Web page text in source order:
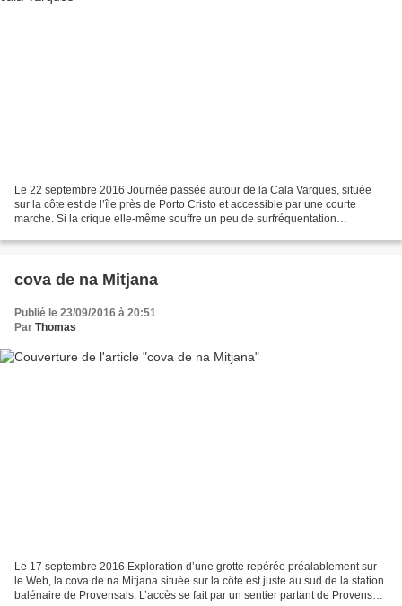
Le 22 septembre 2016 Journée passée autour de la Cala Varques, située
sur la côte est de l’île près de Porto Cristo et accessible par une courte
marche. Si la crique elle-même souffre un peu de surfréquentation
cova de na Mitjana
Publié le 23/09/2016 à 20:51
Par Thomas
Le 17 septembre 2016 Exploration d’une grotte repérée préalablement sur
le Web, la cova de na Mitjana située sur la côte est juste au sud de la station
balénaire de Provensals. L’accès se fait par un sentier partant de Provensals